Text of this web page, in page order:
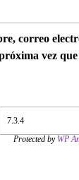
correo
vez que
Protected by WP